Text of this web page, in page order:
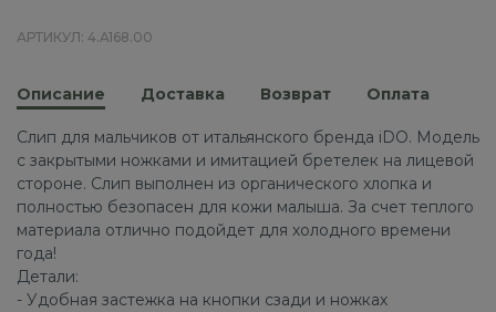
АРТИКУЛ: 4.A168.00
Описание Доставка Возврат Оплата
Слип для мальчиков от итальянского бренда iDO. Модель
с закрытыми ножками и имитацией бретелек на лицевой
стороне. Слип выполнен из органического хлопка и
полностью безопасен для кожи малыша. За счет теплого
материала отлично подойдет для холодного времени
года!
Детали:
- Удобная застежка на кнопки сзади и ножках